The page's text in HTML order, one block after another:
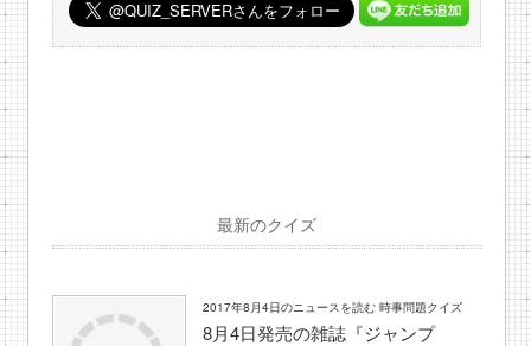
最新のクイズ
2017年8月4日のニュースを読む 時事問題クイズ
8月4日発売の雑誌『ジャンプ